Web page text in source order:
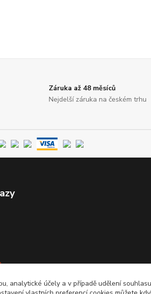
Záruka až 48 měsíců
Nejdelší záruka na českém trhu
analytické účely a v případě udělení